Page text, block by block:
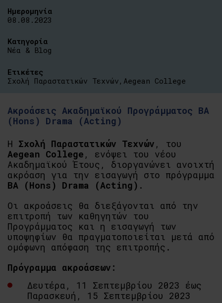
Ακροάσεις Ακαδημαϊκού Προγράμματος BA
(Hons) Drama (Acting)
Η Σχολή Παραστατικών Τεχνών , του
Aegean College , ενόψει του νέου
Ακαδημαϊκού Έτους, διοργανώνει ανοιχτή
ακρόαση για την εισαγωγή στο πρόγραμμα
BA (Hons) Drama (Acting) .
Οι ακροάσεις θα διεξάγονται από την
επιτροπή των καθηγητών του
Προγράμματος και η εισαγωγή των
υποψηφίων θα πραγματοποιείται μετά από
ομόφωνη απόφαση της επιτροπής.
Πρόγραμμα ακροάσεων:
Δευτέρα, 11 Σεπτεμβρίου 2023 έως
Παρασκευή, 15 Σεπτεμβρίου 2023
Ημερομηνία
08.08.2023
Κατηγορία
Νέα & Blog
Ετικέτες
Σχολή Παραστατικών Τεχνών , Aegean College